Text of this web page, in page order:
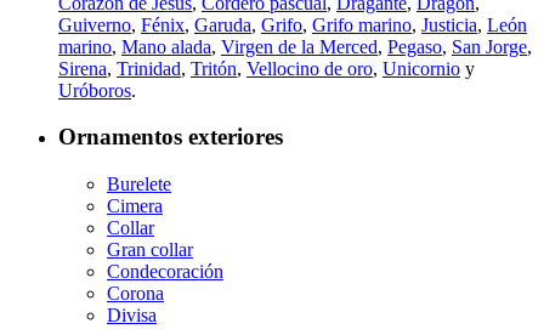
Guiverno, Fénix, Garuda, Grifo, Grifo marino, Justicia, León
marino, Mano alada, Virgen de la Merced, Pegaso, San Jorge,
Sirena, Trinidad, Tritón, Vellocino de oro, Unicornio y
Uróboros.
Ornamentos exteriores
Burelete
Cimera
Collar
Gran collar
Condecoración
Corona
Divisa